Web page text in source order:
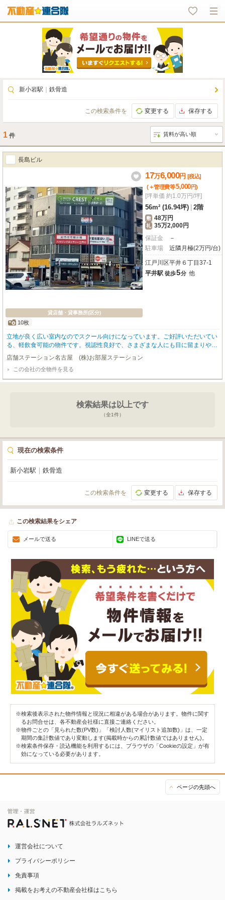
新小岩駅 鉄骨造
この検索条件を 変更する 保存する
1 件
長島ビル
貸店舗・貸事務所(区分)
10枚
17万6,000円 [税込]
(＋管理費等5,000円)
[坪単価 約1.0万円/坪]
56m² (16.94坪) 2階
敷 48万円
礼 35万2,000円
保証金
－
駐車場
近隣月極(2万円/台)
江戸川区平井６丁目37-1
平井駅 徒歩5分 他
立地が良く広い室内なのでスクール向けになっています。ご好評いただいてい
る、軽飲食可能の物件です。視認性良好で、さまざまな人にも目に留まりやす
いです。
店舗ステーション名古屋 (株)お部屋ステーション
この会社の全物件を見る
検索結果は以上です
（全1件）
現在の検索条件
新小岩駅 鉄骨造
この検索条件を 変更する 保存する
この検索結果をシェア
メールで送る LINEで送る
※検索後表示された物件情報と現況に相違がある場合があります。物件に関す
るお問合せは、各不動産会社様に直接ご連絡ください。
※物件ごとの「見られた数(PV数)」「検討人数(マイリスト追加数)」は、一定
期間の集計数値であり変動します(掲載時からの累計数値ではありません)。
※検索条件保存・読込機能を利用するには、ブラウザの「Cookieの設定」が有
効になっている必要があります。
ページの先頭へ
運営会社について
プライバシーポリシー
免責事項
掲載をお考えの不動産会社様はこちら